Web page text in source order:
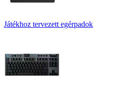
Játékhoz tervezett egérpadok